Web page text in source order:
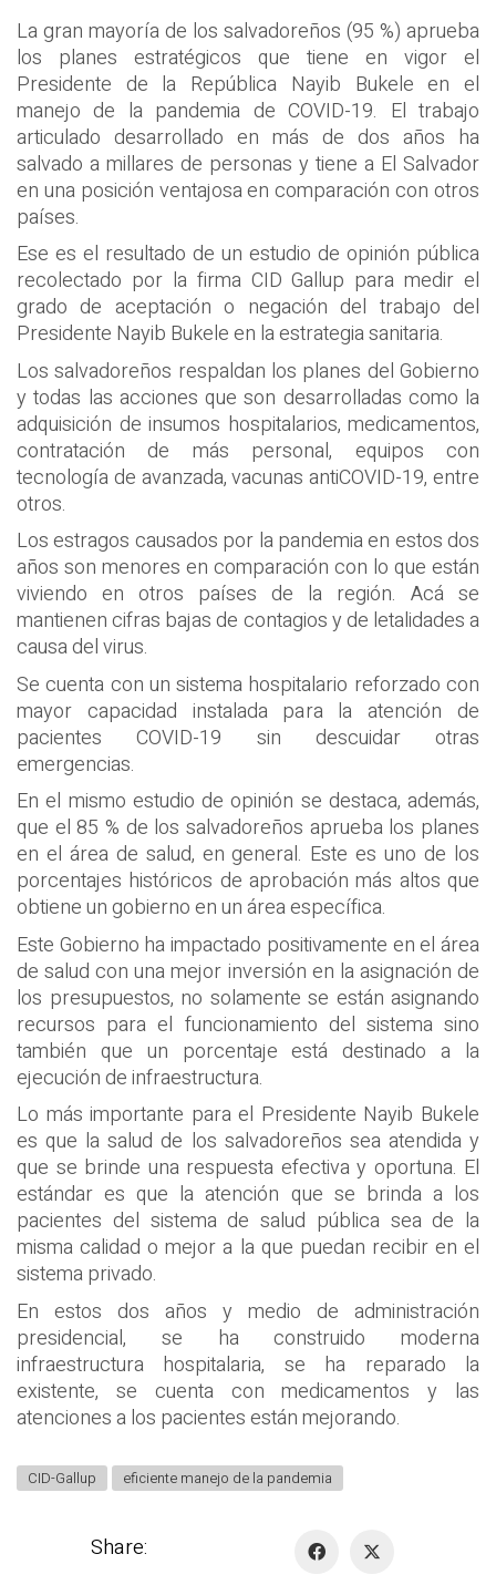
La gran mayoría de los salvadoreños (95 %) aprueba
los planes estratégicos que tiene en vigor el
Presidente de la República Nayib Bukele en el
manejo de la pandemia de COVID-19. El trabajo
articulado desarrollado en más de dos años ha
salvado a millares de personas y tiene a El Salvador
en una posición ventajosa en comparación con otros
países.
Ese es el resultado de un estudio de opinión pública
recolectado por la firma CID Gallup para medir el
grado de aceptación o negación del trabajo del
Presidente Nayib Bukele en la estrategia sanitaria.
Los salvadoreños respaldan los planes del Gobierno
y todas las acciones que son desarrolladas como la
adquisición de insumos hospitalarios, medicamentos,
contratación de más personal, equipos con
tecnología de avanzada, vacunas antiCOVID-19, entre
otros.
Los estragos causados por la pandemia en estos dos
años son menores en comparación con lo que están
viviendo en otros países de la región. Acá se
mantienen cifras bajas de contagios y de letalidades a
causa del virus.
Se cuenta con un sistema hospitalario reforzado con
mayor capacidad instalada para la atención de
pacientes COVID-19 sin descuidar otras
emergencias.
En el mismo estudio de opinión se destaca, además,
que el 85 % de los salvadoreños aprueba los planes
en el área de salud, en general. Este es uno de los
porcentajes históricos de aprobación más altos que
obtiene un gobierno en un área específica.
Este Gobierno ha impactado positivamente en el área
de salud con una mejor inversión en la asignación de
los presupuestos, no solamente se están asignando
recursos para el funcionamiento del sistema sino
también que un porcentaje está destinado a la
ejecución de infraestructura.
Lo más importante para el Presidente Nayib Bukele
es que la salud de los salvadoreños sea atendida y
que se brinde una respuesta efectiva y oportuna. El
estándar es que la atención que se brinda a los
pacientes del sistema de salud pública sea de la
misma calidad o mejor a la que puedan recibir en el
sistema privado.
En estos dos años y medio de administración
presidencial, se ha construido moderna
infraestructura hospitalaria, se ha reparado la
existente, se cuenta con medicamentos y las
atenciones a los pacientes están mejorando.
CID-Gallup eficiente manejo de la pandemia
Share: